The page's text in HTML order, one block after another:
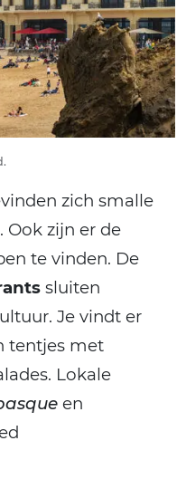
zich smalle
Ook zijn er de
te vinden. De
sluiten
Je vindt er
tentjes met
Lokale
en